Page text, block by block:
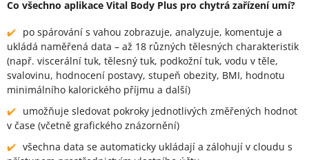
Co všechno aplikace Vital Body Plus pro chytrá zařízení umí?
po spárování s vahou zobrazuje, analyzuje, komentuje a
ukládá naměřená data – až 18 různých tělesných charakteristik
(např. viscerální tuk, tělesný tuk, podkožní tuk, vodu v těle,
svalovinu, hodnocení postavy, stupeň obezity, BMI, hodnotu
minimálního kalorického příjmu a další)
umožňuje sledovat pokroky jednotlivých změřených hodnot
v čase (včetně grafického znázornění)
všechna data se automaticky ukládají a zálohují v cloudu s